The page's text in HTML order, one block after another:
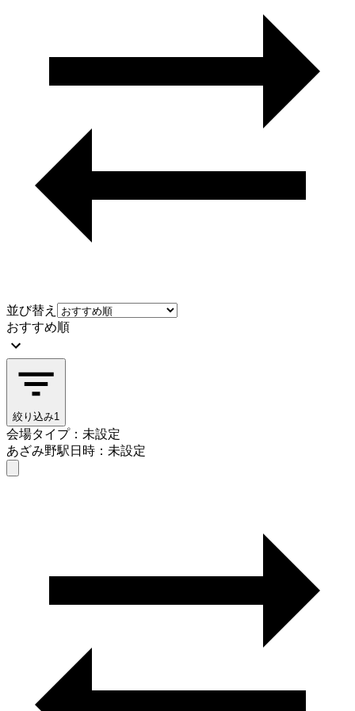
並び替え
おすすめ順
絞り込み1
会場タイプ：未設定
あざみ野駅日時：未設定